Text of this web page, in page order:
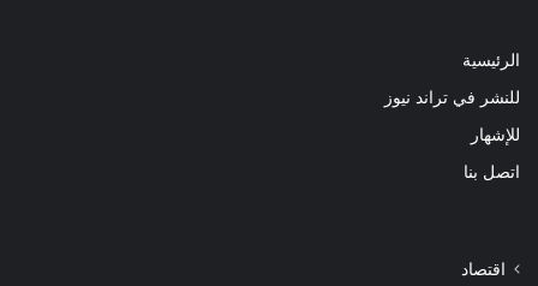
الرئيسية
للنشر في تراند نيوز
للإشهار
اتصل بنا
اقتصاد